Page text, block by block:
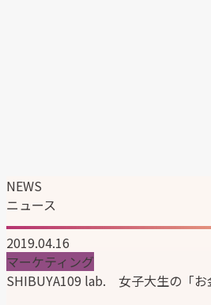
NEWS
ニュース
2019.04.16
マーケティング
SHIBUYA109 lab. 女子大生の「お